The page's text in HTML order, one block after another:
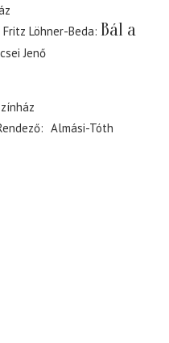
Löhner-Beda Bál a
Jenő
Almási-Tóth